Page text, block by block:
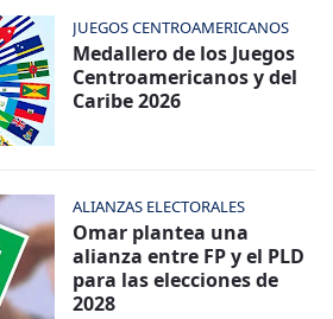
JUEGOS CENTROAMERICANOS
Medallero de los Juegos
Centroamericanos y del
Caribe 2026
ALIANZAS ELECTORALES
Omar plantea una
alianza entre FP y el PLD
para las elecciones de
2028